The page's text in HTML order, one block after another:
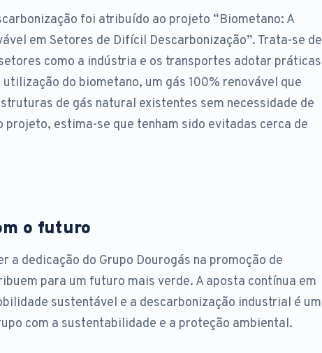
foi atribuído ao projeto “Biometano: A
em Setores de Difícil Descarbonização”. Trata-se de
como a indústria e os transportes adotar práticas
do biometano, um gás 100% renovável que
de gás natural existentes sem necessidade de
projeto, estima-se que tenham sido evitadas cerca de
o futuro
a dedicação do Grupo Dourogás na promoção de
para um futuro mais verde. A aposta contínua em
sustentável e a descarbonização industrial é um
com a sustentabilidade e a proteção ambiental.